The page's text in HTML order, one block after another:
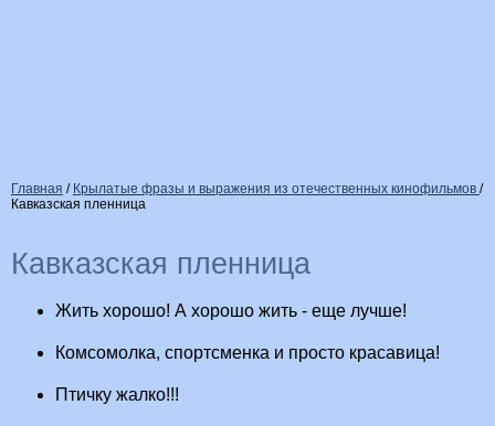
Главная / Крылатые фразы и выражения из отечественных кинофильмов /
Кавказская пленница
Кавказская пленница
Жить хорошо! А хорошо жить - еще лучше!
Комсомолка, спортсменка и просто красавица!
Птичку жалко!!!